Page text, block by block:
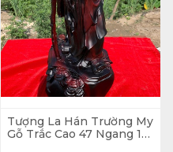
Tượng La Hán Trường My
Gỗ Trắc Cao 47 Ngang 18